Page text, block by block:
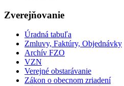
Zverejňovanie
Úradná tabuľa
Zmluvy, Faktúry, Objednávky
Archív FZO
VZN
Verejné obstarávanie
Zákon o obecnom zriadení